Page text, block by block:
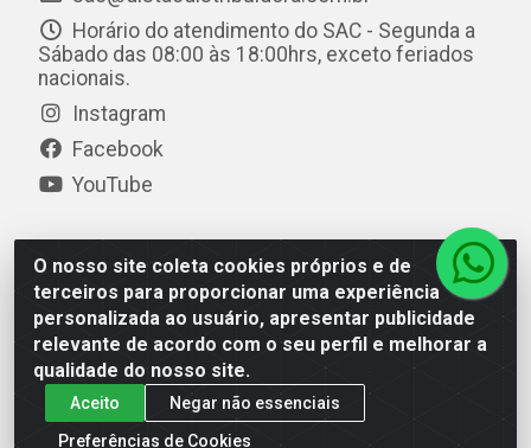
O nosso site coleta cookies próprios e de
terceiros para proporcionar uma experiência
personalizada ao usuário, apresentar publicidade
relevante de acordo com o seu perfil e melhorar a
qualidade do nosso site.
Aceito
Negar não essenciais
Preferências de Cookies
Horário do atendimento do SAC - Segunda a
Sábado das 08:00 às 18:00hrs, exceto feriados
nacionais.
Instagram
Facebook
YouTube
Distac Distribuidora - Av. Durval de Góes Monteiro, 7049
- Jardim Petrópolis - Maceió/AL - CEP 57061-000 - CNPJ
08.072.649/0001-20